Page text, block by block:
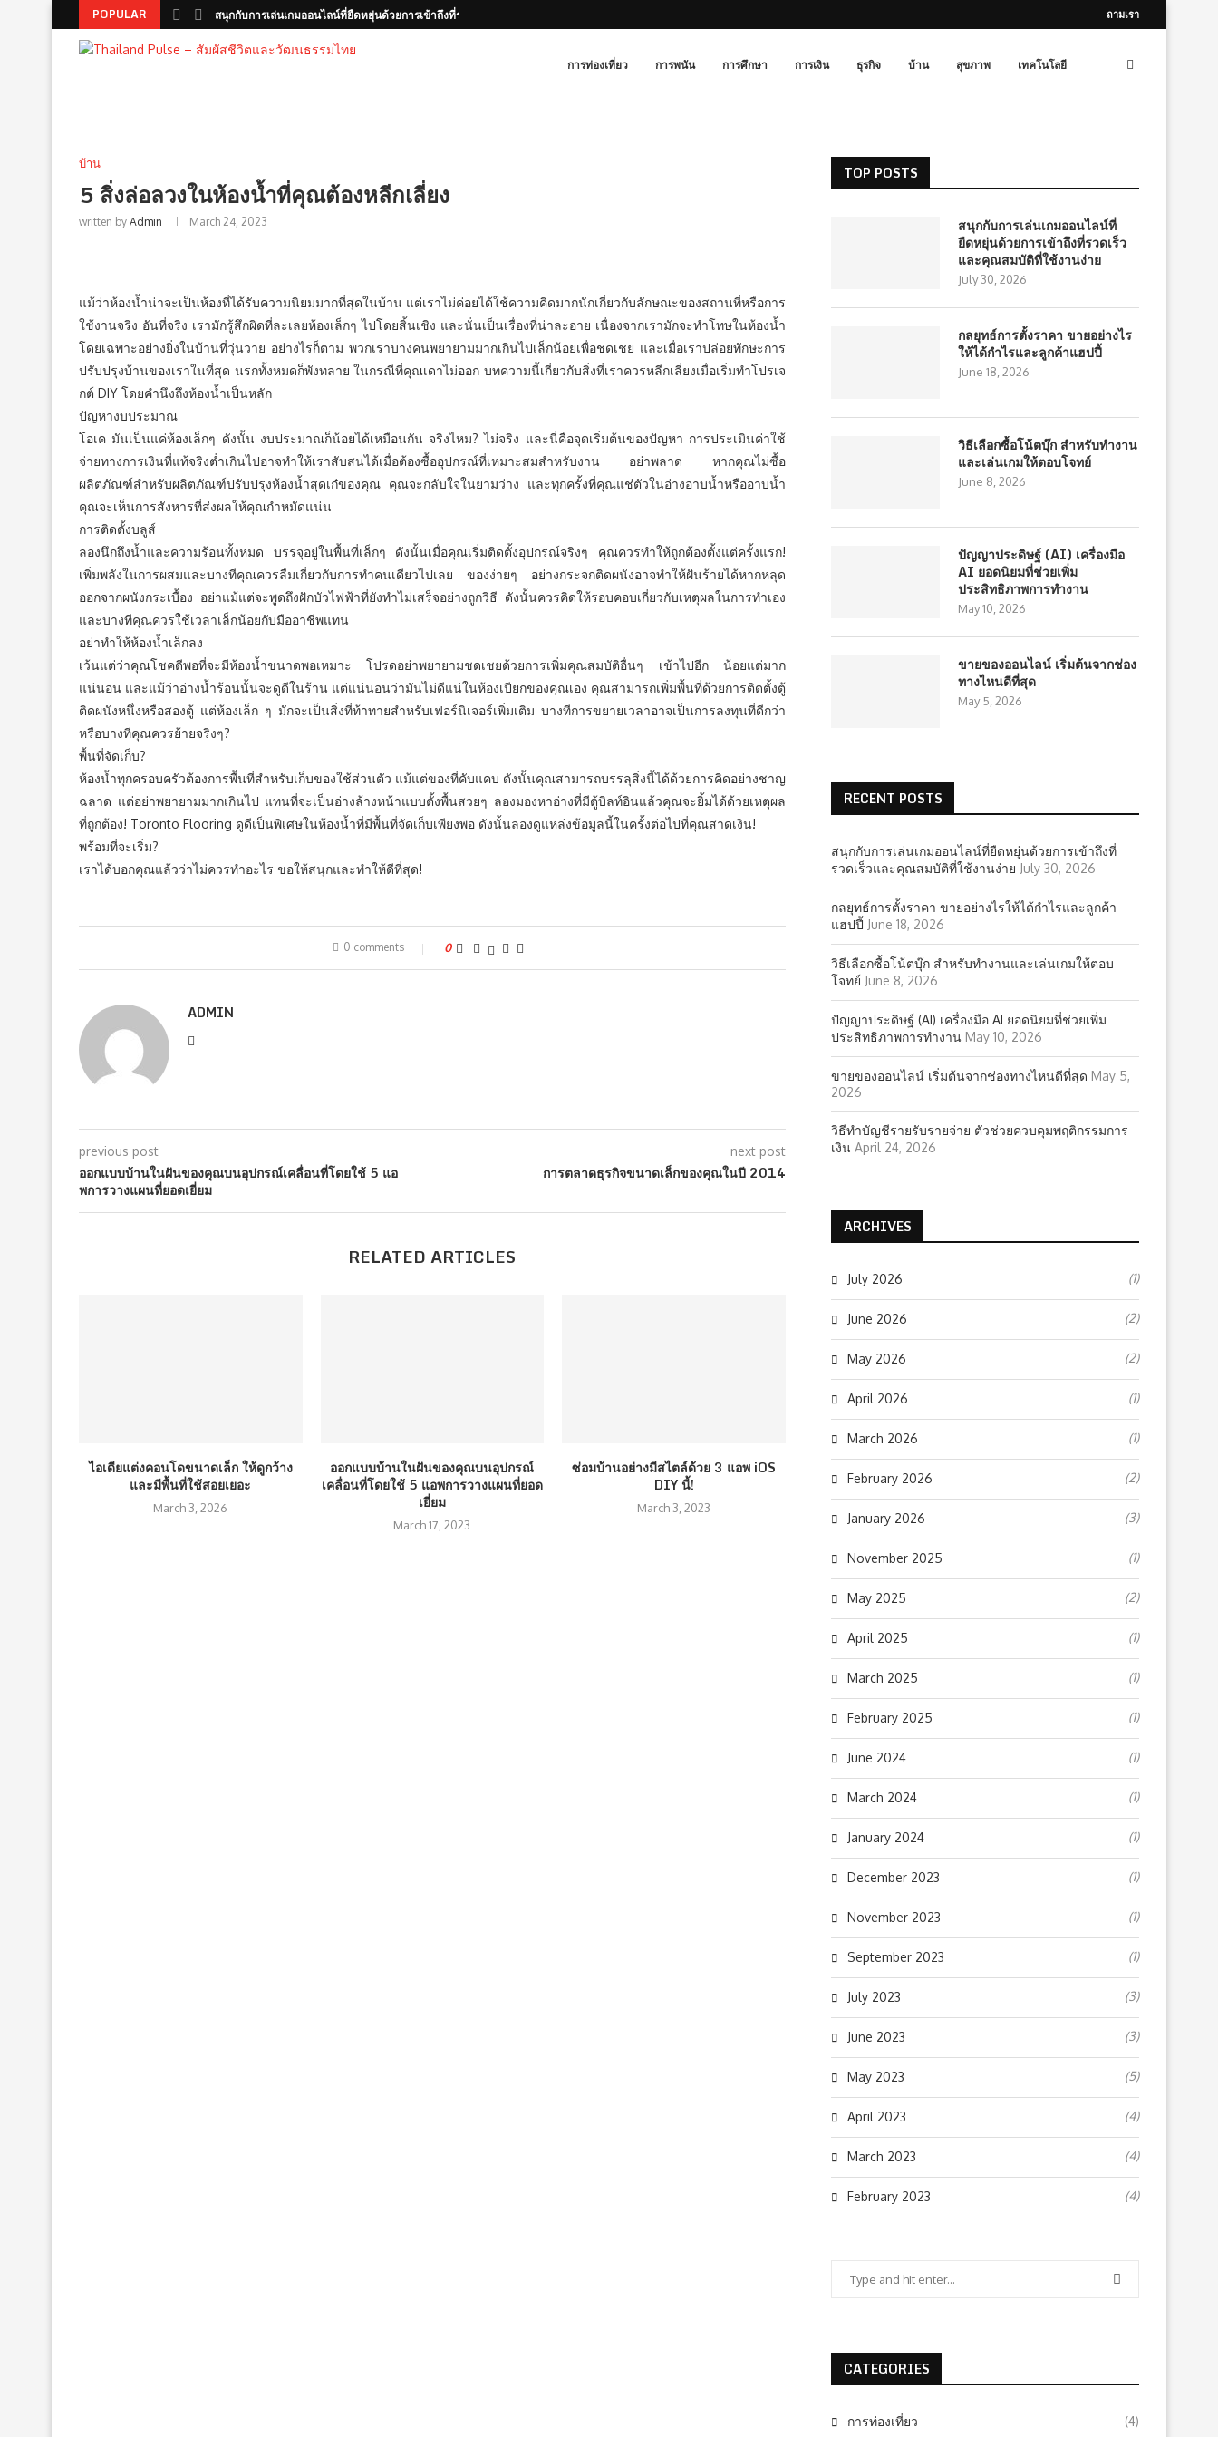
POPULAR สนุกกับการเล่นเกมออนไลน์ที่ยืดหยุ่นด้วยการเข้าถึงที่รวดเร็วและคุณสมบัติที่ใช้งานง่าย ถามเรา
การท่องเที่ยว การพนัน การศึกษา การเงิน ธุรกิจ บ้าน สุขภาพ เทคโนโลยี
บ้าน
5 สิ่งล่อลวงในห้องน้ำที่คุณต้องหลีกเลี่ยง
written by Admin March 24, 2023
แม้ว่าห้องน้ำน่าจะเป็นห้องที่ได้รับความนิยมมากที่สุดในบ้าน แต่เราไม่ค่อยได้ใช้ความคิดมากนักเกี่ยวกับลักษณะของสถานที่หรือการ
ใช้งานจริง อันที่จริง เรามักรู้สึกผิดที่ละเลยห้องเล็กๆ ไปโดยสิ้นเชิง และนั่นเป็นเรื่องที่น่าละอาย เนื่องจากเรามักจะทำโทษในห้องน้ำ
โดยเฉพาะอย่างยิ่งในบ้านที่วุ่นวาย อย่างไรก็ตาม พวกเราบางคนพยายามมากเกินไปเล็กน้อยเพื่อชดเชย และเมื่อเราปล่อยทักษะการ
ปรับปรุงบ้านของเราในที่สุด นรกทั้งหมดก็พังทลาย ในกรณีที่คุณเดาไม่ออก บทความนี้เกี่ยวกับสิ่งที่เราควรหลีกเลี่ยงเมื่อเริ่มทำโปรเจ
กต์ DIY โดยคำนึงถึงห้องน้ำเป็นหลัก
ปัญหางบประมาณ
โอเค มันเป็นแค่ห้องเล็กๆ ดังนั้น งบประมาณก็น้อยได้เหมือนกัน จริงไหม? ไม่จริง และนี่คือจุดเริ่มต้นของปัญหา การประเมินค่าใช้
จ่ายทางการเงินที่แท้จริงต่ำเกินไปอาจทำให้เราสับสนได้เมื่อต้องซื้ออุปกรณ์ที่เหมาะสมสำหรับงาน อย่าพลาด หากคุณไม่ซื้อ
ผลิตภัณฑ์สำหรับผลิตภัณฑ์ปรับปรุงห้องน้ำสุดเก๋ของคุณ คุณจะกลับใจในยามว่าง และทุกครั้งที่คุณแช่ตัวในอ่างอาบน้ำหรืออาบน้ำ
คุณจะเห็นการสังหารที่ส่งผลให้คุณกำหมัดแน่น
การติดตั้งบลูส์
ลองนึกถึงน้ำและความร้อนทั้งหมด บรรจุอยู่ในพื้นที่เล็กๆ ดังนั้นเมื่อคุณเริ่มติดตั้งอุปกรณ์จริงๆ คุณควรทำให้ถูกต้องตั้งแต่ครั้งแรก!
เพิ่มพลังในการผสมและบางทีคุณควรลืมเกี่ยวกับการทำคนเดียวไปเลย ของง่ายๆ อย่างกระจกติดผนังอาจทำให้ฝันร้ายได้หากหลุด
ออกจากผนังกระเบื้อง อย่าแม้แต่จะพูดถึงฝักบัวไฟฟ้าที่ยังทำไม่เสร็จอย่างถูกวิธี ดังนั้นควรคิดให้รอบคอบเกี่ยวกับเหตุผลในการทำเอง
และบางทีคุณควรใช้เวลาเล็กน้อยกับมืออาชีพแทน
อย่าทำให้ห้องน้ำเล็กลง
เว้นแต่ว่าคุณโชคดีพอที่จะมีห้องน้ำขนาดพอเหมาะ โปรดอย่าพยายามชดเชยด้วยการเพิ่มคุณสมบัติอื่นๆ เข้าไปอีก น้อยแต่มาก
แน่นอน และแม้ว่าอ่างน้ำร้อนนั้นจะดูดีในร้าน แต่แน่นอนว่ามันไม่ดีแน่ในห้องเปียกของคุณเอง คุณสามารถเพิ่มพื้นที่ด้วยการติดตั้งตู้
ติดผนังหนึ่งหรือสองตู้ แต่ห้องเล็ก ๆ มักจะเป็นสิ่งที่ท้าทายสำหรับเฟอร์นิเจอร์เพิ่มเติม บางทีการขยายเวลาอาจเป็นการลงทุนที่ดีกว่า
หรือบางทีคุณควรย้ายจริงๆ?
พื้นที่จัดเก็บ?
ห้องน้ำทุกครอบครัวต้องการพื้นที่สำหรับเก็บของใช้ส่วนตัว แม้แต่ของที่คับแคบ ดังนั้นคุณสามารถบรรลุสิ่งนี้ได้ด้วยการคิดอย่างชาญ
ฉลาด แต่อย่าพยายามมากเกินไป แทนที่จะเป็นอ่างล้างหน้าแบบตั้งพื้นสวยๆ ลองมองหาอ่างที่มีตู้บิลท์อินแล้วคุณจะยิ้มได้ด้วยเหตุผล
ที่ถูกต้อง! Toronto Flooring ดูดีเป็นพิเศษในห้องน้ำที่มีพื้นที่จัดเก็บเพียงพอ ดังนั้นลองดูแหล่งข้อมูลนี้ในครั้งต่อไปที่คุณสาดเงิน!
พร้อมที่จะเริ่ม?
เราได้บอกคุณแล้วว่าไม่ควรทำอะไร ขอให้สนุกและทำให้ดีที่สุด!
0 comments 0
ADMIN
previous post
ออกแบบบ้านในฝันของคุณบนอุปกรณ์เคลื่อนที่โดยใช้ 5 แอ
พการวางแผนที่ยอดเยี่ยม
next post
การตลาดธุรกิจขนาดเล็กของคุณในปี 2014
RELATED ARTICLES
ไอเดียแต่งคอนโดขนาดเล็ก ให้ดูกว้าง
และมีพื้นที่ใช้สอยเยอะ
March 3, 2026
ออกแบบบ้านในฝันของคุณบนอุปกรณ์
เคลื่อนที่โดยใช้ 5 แอพการวางแผนที่ยอด
เยี่ยม
March 17, 2023
ซ่อมบ้านอย่างมีสไตล์ด้วย 3 แอพ iOS
DIY นี้!
March 3, 2023
TOP POSTS
สนุกกับการเล่นเกมออนไลน์ที่
ยืดหยุ่นด้วยการเข้าถึงที่รวดเร็ว
และคุณสมบัติที่ใช้งานง่าย
July 30, 2026
กลยุทธ์การตั้งราคา ขายอย่างไร
ให้ได้กำไรและลูกค้าแฮปปี้
June 18, 2026
วิธีเลือกซื้อโน้ตบุ๊ก สำหรับทำงาน
และเล่นเกมให้ตอบโจทย์
June 8, 2026
ปัญญาประดิษฐ์ (AI) เครื่องมือ
AI ยอดนิยมที่ช่วยเพิ่ม
ประสิทธิภาพการทำงาน
May 10, 2026
ขายของออนไลน์ เริ่มต้นจากช่อง
ทางไหนดีที่สุด
May 5, 2026
RECENT POSTS
สนุกกับการเล่นเกมออนไลน์ที่ยืดหยุ่นด้วยการเข้าถึงที่
รวดเร็วและคุณสมบัติที่ใช้งานง่าย July 30, 2026
กลยุทธ์การตั้งราคา ขายอย่างไรให้ได้กำไรและลูกค้า
แฮปปี้ June 18, 2026
วิธีเลือกซื้อโน้ตบุ๊ก สำหรับทำงานและเล่นเกมให้ตอบ
โจทย์ June 8, 2026
ปัญญาประดิษฐ์ (AI) เครื่องมือ AI ยอดนิยมที่ช่วยเพิ่ม
ประสิทธิภาพการทำงาน May 10, 2026
ขายของออนไลน์ เริ่มต้นจากช่องทางไหนดีที่สุด May 5,
2026
วิธีทำบัญชีรายรับรายจ่าย ตัวช่วยควบคุมพฤติกรรมการ
เงิน April 24, 2026
ARCHIVES
July 2026 (1)
June 2026 (2)
May 2026 (2)
April 2026 (1)
March 2026 (1)
February 2026 (2)
January 2026 (3)
November 2025 (1)
May 2025 (2)
April 2025 (1)
March 2025 (1)
February 2025 (1)
June 2024 (1)
March 2024 (1)
January 2024 (1)
December 2023 (1)
November 2023 (1)
September 2023 (1)
July 2023 (3)
June 2023 (3)
May 2023 (5)
April 2023 (4)
March 2023 (4)
February 2023 (4)
CATEGORIES
การท่องเที่ยว (4)